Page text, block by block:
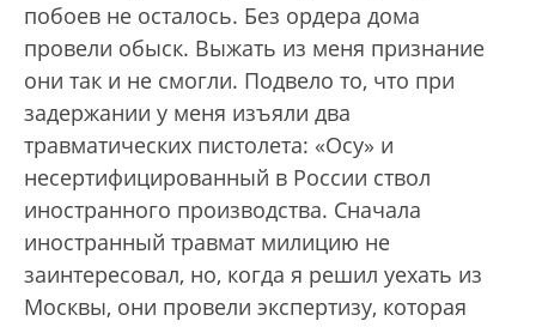
побоев не осталось. Без ордера дома
провели обыск. Выжать из меня признание
они так и не смогли. Подвело то, что при
задержании у меня изъяли два
травматических пистолета: «Осу» и
несертифицированный в России ствол
иностранного производства. Сначала
иностранный травмат милицию не
заинтересовал, но, когда я решил уехать из
Москвы, они провели экспертизу, которая